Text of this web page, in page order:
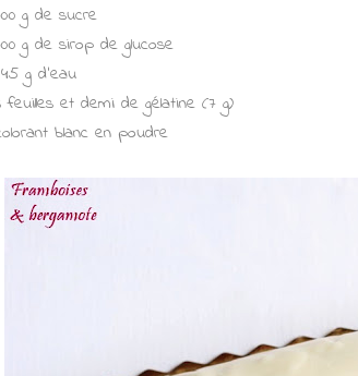
g de sucre
g de sirop de glucose
g d'eau
feuilles et demi de gélatine (7 g)
blanc en poudre